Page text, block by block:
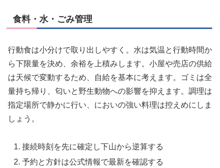
食料・水・ごみ管理
行動食は小分けで取り出しやすく。水は気温と行動時間か
ら下限量を決め、余裕を上積みします。小屋や売店の供給
は天候で変動するため、自給を基本に考えます。ゴミは全
量持ち帰り、匂いと野生動物への影響を抑えます。調理は
指定場所で静かに行い、においの強い料理は控えめにしま
しょう。
接続時刻を先に確定し下山から逆算する
予約と方針は公式情報で最新を確認する